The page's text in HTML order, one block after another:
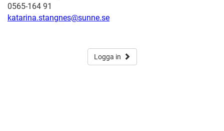
0565-164 91
katarina.stangnes@sunne.se
Logga in